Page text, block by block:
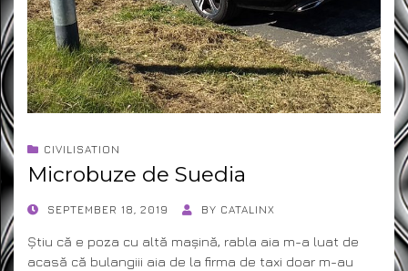
CIVILISATION
Microbuze de Suedia
POSTEDSEPTEMBER 18, 2019 BY CATALINX
Știu că e poza cu altă mașină, rabla aia m-a luat de
acasă că bulangiii aia de la firma de taxi doar m-au